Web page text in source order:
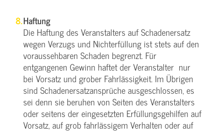
Haftung
Die Haftung des Veranstalters auf Schadenersatz
wegen Verzugs und Nichterfüllung ist stets auf den
voraussehbaren Schaden begrenzt. Für
entgangenen Gewinn haftet der Veranstalter nur
bei Vorsatz und grober Fahrlässigkeit. Im Übrigen
sind Schadenersatzansprüche ausgeschlossen, es
sei denn sie beruhen von Seiten des Veranstalters
oder seitens der eingesetzten Erfüllungsgehilfen auf
Vorsatz, auf grob fahrlässigem Verhalten oder auf